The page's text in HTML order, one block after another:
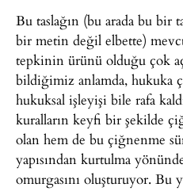
Bu taslağın (bu arada bu bir
bir metin değil elbette)
tepkinin ürünü olduğu çok
bildiğimiz anlamda, hukuka
hukuksal işleyişi bile rafa
kuralların keyfi bir şekilde
olan hem de bu çiğnenme
yapısından kurtulma
omurgasını oluşturuyor. Bu